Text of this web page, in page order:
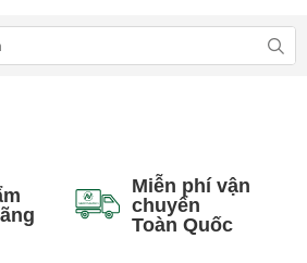
Miễn phí vận
chuyển
Toàn Quốc